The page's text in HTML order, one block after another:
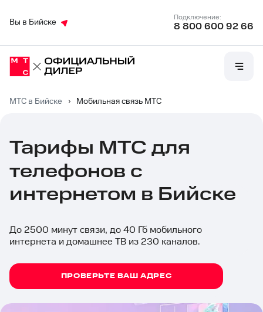
Вы в Бийске
Подключение:
8 800 600 92 66
МТС в Бийске › Мобильная связь МТС
Тарифы МТС для
телефонов c
интернетом в Бийске
До 2500 минут связи, до 40 Гб мобильного
интернета и домашнее ТВ из 230 каналов.
ПРОВЕРЬТЕ ВАШ АДРЕС